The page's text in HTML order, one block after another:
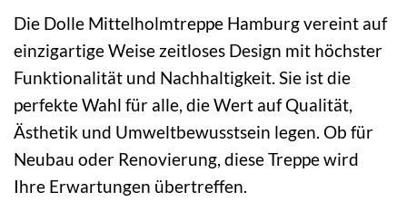
Die Dolle Mittelholmtreppe Hamburg vereint auf
einzigartige Weise zeitloses Design mit höchster
Funktionalität und Nachhaltigkeit. Sie ist die
perfekte Wahl für alle, die Wert auf Qualität,
Ästhetik und Umweltbewusstsein legen. Ob für
Neubau oder Renovierung, diese Treppe wird
Ihre Erwartungen übertreffen.